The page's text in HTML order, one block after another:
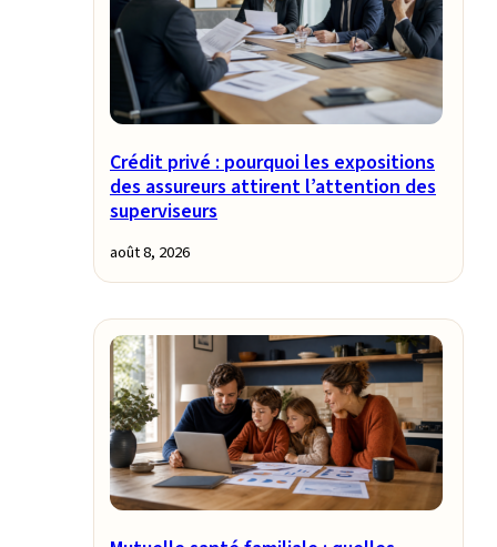
Crédit privé : pourquoi les expositions
des assureurs attirent l’attention des
superviseurs
août 8, 2026